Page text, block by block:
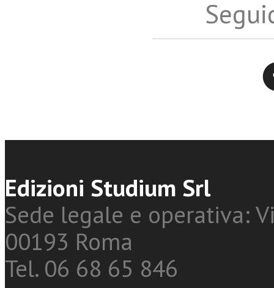
Edizioni Studium Srl
Sede legale e operativa:
00193 Roma
Tel. 06 68 65 846